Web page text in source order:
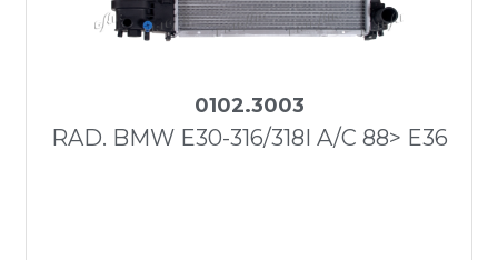
0102.3003
RAD. BMW E30-316/318I A/C 88> E36